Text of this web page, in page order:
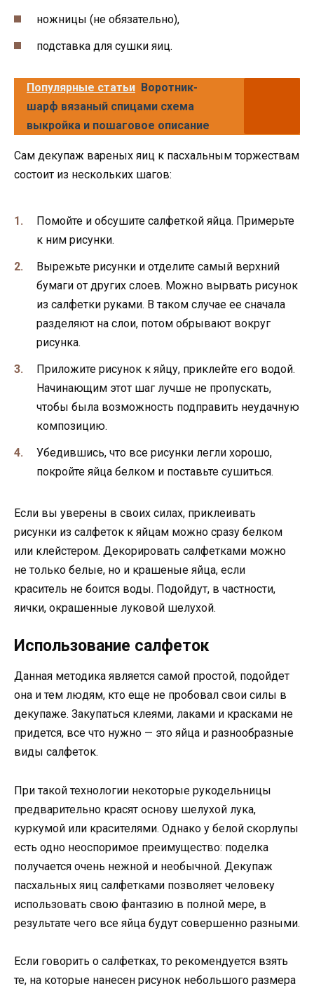
ножницы (не обязательно),
подставка для сушки яиц.
Популярные статьи Воротник-
шарф вязаный спицами схема
выкройка и пошаговое описание
Сам декупаж вареных яиц к пасхальным торжествам
состоит из нескольких шагов:
Помойте и обсушите салфеткой яйца. Примерьте
к ним рисунки.
Вырежьте рисунки и отделите самый верхний
бумаги от других слоев. Можно вырвать рисунок
из салфетки руками. В таком случае ее сначала
разделяют на слои, потом обрывают вокруг
рисунка.
Приложите рисунок к яйцу, приклейте его водой.
Начинающим этот шаг лучше не пропускать,
чтобы была возможность подправить неудачную
композицию.
Убедившись, что все рисунки легли хорошо,
покройте яйца белком и поставьте сушиться.
Если вы уверены в своих силах, приклеивать
рисунки из салфеток к яйцам можно сразу белком
или клейстером. Декорировать салфетками можно
не только белые, но и крашеные яйца, если
краситель не боится воды. Подойдут, в частности,
яички, окрашенные луковой шелухой.
Использование салфеток
Данная методика является самой простой, подойдет
она и тем людям, кто еще не пробовал свои силы в
декупаже. Закупаться клеями, лаками и красками не
придется, все что нужно — это яйца и разнообразные
виды салфеток.
При такой технологии некоторые рукодельницы
предварительно красят основу шелухой лука,
куркумой или красителями. Однако у белой скорлупы
есть одно неоспоримое преимущество: поделка
получается очень нежной и необычной. Декупаж
пасхальных яиц салфетками позволяет человеку
использовать свою фантазию в полной мере, в
результате чего все яйца будут совершенно разными.
Если говорить о салфетках, то рекомендуется взять
те, на которые нанесен рисунок небольшого размера